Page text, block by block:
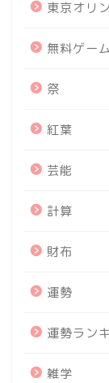
東京オリ
無料ゲーム
祭
紅葉
芸能
計算
財布
運勢
運勢ラン
雑学